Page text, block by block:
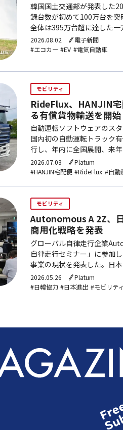
韓国国土交通部が発表した
録台数が初めて100万台を
全体は395万台超に達した
少した。
2026.08.02
電子新聞
#エコカー #EV #電気自動車
モビリティ
RideFlux、HANJIN
る有償貨物輸送を開始
自動運転ソフトウェアのス
国内初の自動運転トラック
行し、年内に全国展開、来年
2026.07.03
Platum
#HANJIN宅配便 #RideFlux #自動
モビリティ
Autonomous A 2Z、
商用化戦略を発表
グローバル自律走行企業
自律走行セミナー」に参加
事業の現状を発表した。日
DiDi（ディディ）・Pony.ai
2026.05.26
Platum
#日韓協力 #日本進出 #モビリティ